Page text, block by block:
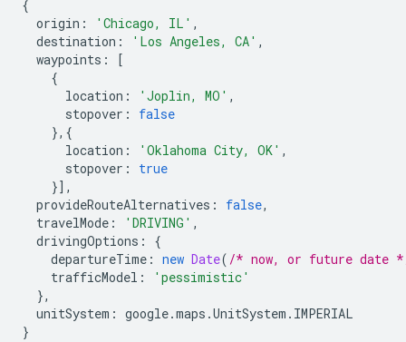
{
origin : 'Chicago, IL' ,
destination : 'Los Angeles, CA' ,
waypoints :
[
{
location : 'Joplin, MO' ,
stopover :
false
},{
location : 'Oklahoma City, OK' ,
stopover :
true
}],
provideRouteAlternatives : false,
travelMode : 'DRIVING' ,
drivingOptions :
{
departureTime : new Date( /* now, or future date
trafficModel :
'pessimistic'
},
unitSystem : google.maps .UnitSystem . IMPERIAL
}